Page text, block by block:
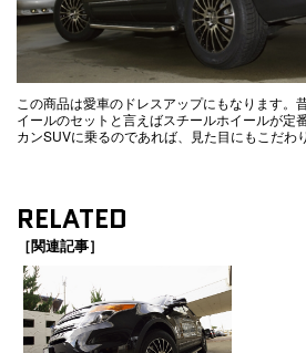
この商品は愛車のドレスアップにもなります。
イールのセットと言えばスチールホイールが定
カンSUVに乗るのであれば、見た目にもこだわ
RELATED
［関連記事］